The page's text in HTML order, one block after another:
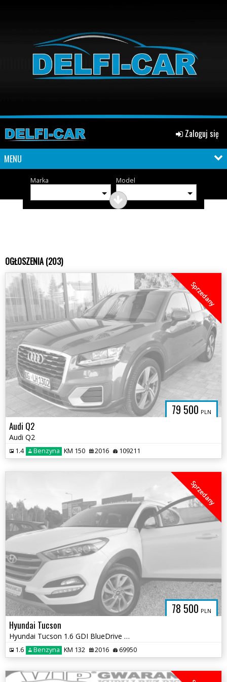
Zaloguj się
MENU
Marka Model
OGŁOSZENIA (203)
79 500 PLN
Sprzedany
Audi Q2
Audi Q2
1.4 Benzyna KM 150 2016 109211
78 500 PLN
Sprzedany
Hyundai Tucson
Hyundai Tucson 1.6 GDI BlueDrive Style 2WD
1.6 Benzyna KM 132 2016 69950